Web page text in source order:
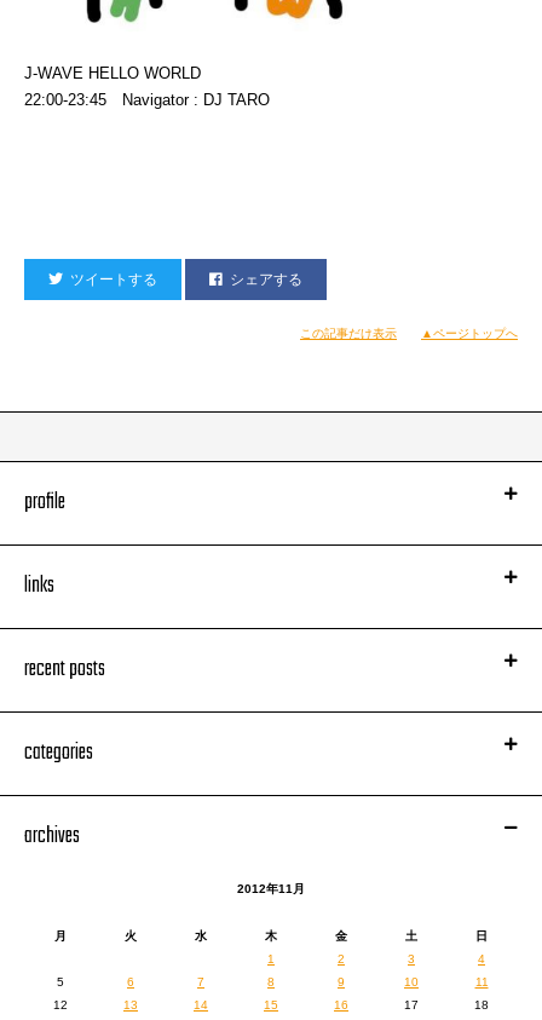
J-WAVE HELLO WORLD
22:00-23:45 Navigator : DJ TARO
ツイートする シェアする
この記事だけ表示 ▲ページトップへ
profile
links
recent posts
categories
archives
2012年11月
月 火 水 木 金 土
日
1
2 3
4
5
6 7 8 9 10
11
12
13 14 15 16 17
18